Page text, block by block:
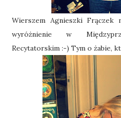
Wierszem Agnieszki Frączek
wyróżnienie w
Recytatorskim :-) Tym o żabie,